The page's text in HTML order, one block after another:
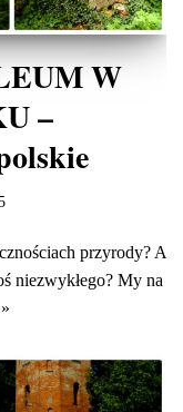
W
–
przyrody? A
niezwykłego? My na